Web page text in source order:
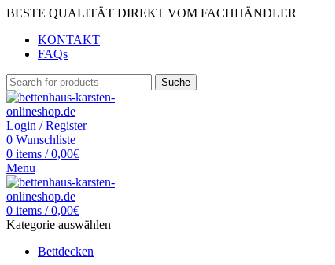
BESTE QUALITÄT DIREKT VOM FACHHÄNDLER
KONTAKT
FAQs
Suche
Login / Register
0 Wunschliste
0 items / 0,00€
Menu
0 items / 0,00€
Kategorie auswählen
Bettdecken